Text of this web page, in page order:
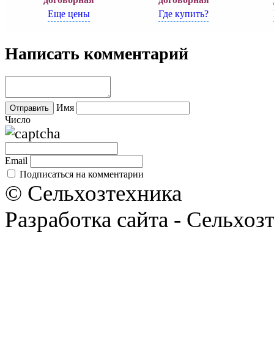
Еще цены
Где купить?
Написать комментарий
Имя
Число
Email
Подписаться на комментарии
© Сельхозтехника
Разработка сайта -